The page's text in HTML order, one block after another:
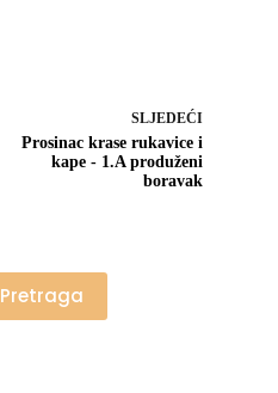
SLJEDEĆI
Prosinac krase rukavice i
kape - 1.A produženi
boravak
Pretraga